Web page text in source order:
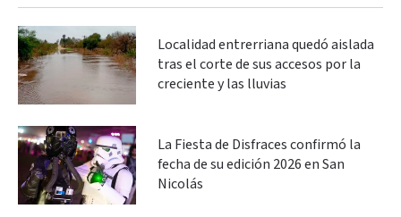
Localidad entrerriana quedó aislada
tras el corte de sus accesos por la
creciente y las lluvias
La Fiesta de Disfraces confirmó la
fecha de su edición 2026 en San
Nicolás